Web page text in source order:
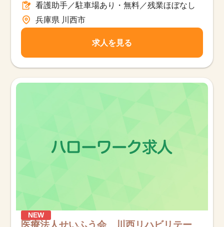
看護助手／駐車場あり・無料／残業ほぼなし
兵庫県 川西市
求人を見る
NEW
医療法人せいふう会 川西リハビリテー